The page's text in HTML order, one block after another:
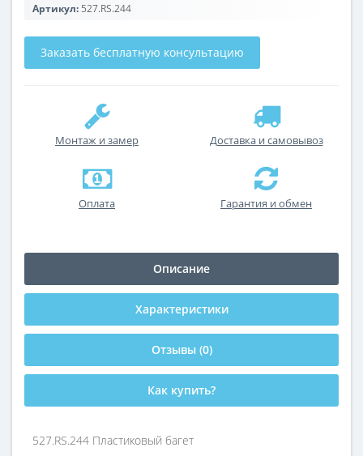
Артикул: 527.RS.244
Заказать бесплатную консультацию
Монтаж и замер Доставка и самовывоз
Оплата Гарантия и обмен
Описание
Характеристики
Отзывы (0)
Как купить?
527.RS.244 Пластиковый багет